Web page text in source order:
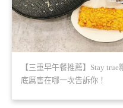
【三重早午餐推薦】Stay
底厲害在哪一次告訴你！